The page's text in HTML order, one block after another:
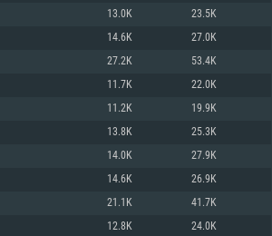
bit)
이상
을 지원하는 AMD Radeon 77XX / NVIDIA
해상도: 720p
소 클라이언트)
i5 (Intel Xeon 은 지원하지 않습니다)
는 Intel Iris Pro 5200 (Mac), 혹은 이와 비슷한 성
Nvidia. 최소 해상도: 720p
소 클라이언트)
신 버전
하고, 최신 그래픽 드라이버를 지원하는 NVIDIA
동급의 성능을 가지며 최신 그래픽 드라이버를 지
소사양 지원 해상도 720p)
소 클라이언트)
13.0K 23.5K
14.6K 27.0K
27.2K 53.4K
11.7K 22.0K
11.2K 19.9K
13.8K 25.3K
14.0K 27.9K
14.6K 26.9K
21.1K 41.7K
12.8K 24.0K